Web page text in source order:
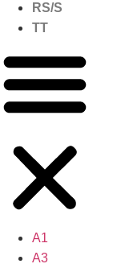
RS/S
TT
A1
A3